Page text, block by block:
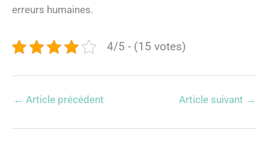
erreurs humaines.
4/5 - (15 votes)
← Article précédent Article suivant →